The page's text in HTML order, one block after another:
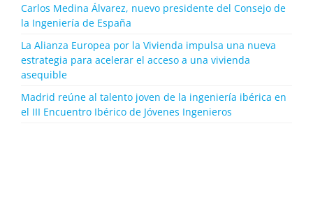
Carlos Medina Álvarez, nuevo presidente del Consejo de
la Ingeniería de España
La Alianza Europea por la Vivienda impulsa una nueva
estrategia para acelerar el acceso a una vivienda
asequible
Madrid reúne al talento joven de la ingeniería ibérica en
el III Encuentro Ibérico de Jóvenes Ingenieros